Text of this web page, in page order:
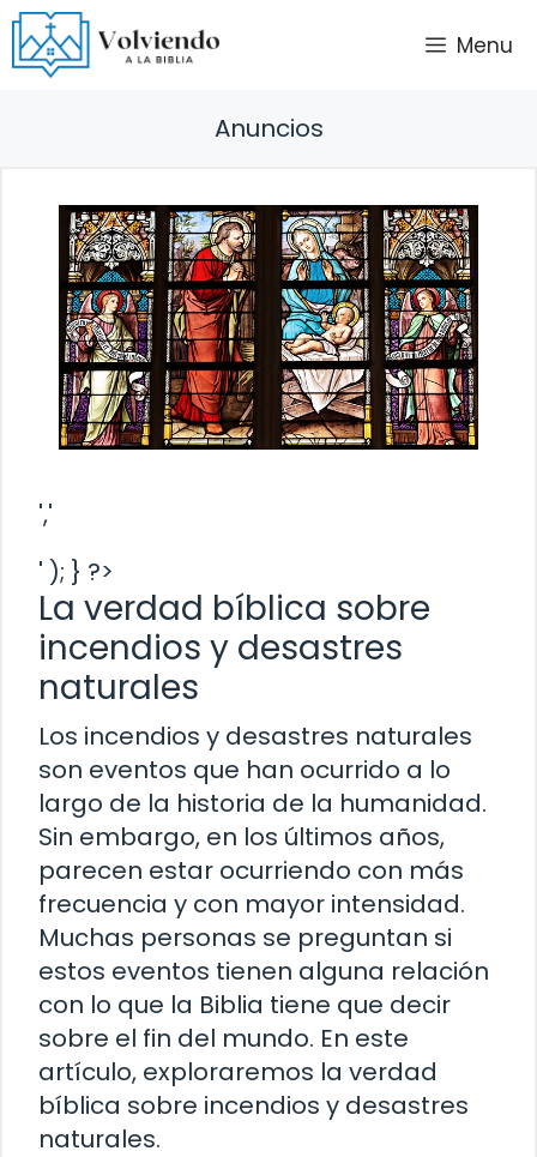
Saltar
al
contenido
Menu
Anuncios
','
' ); } ?>
La verdad bíblica sobre
incendios y desastres
naturales
Los incendios y desastres naturales
son eventos que han ocurrido a lo
largo de la historia de la humanidad.
Sin embargo, en los últimos años,
parecen estar ocurriendo con más
frecuencia y con mayor intensidad.
Muchas personas se preguntan si
estos eventos tienen alguna relación
con lo que la Biblia tiene que decir
sobre el fin del mundo. En este
artículo, exploraremos la verdad
bíblica sobre incendios y desastres
naturales.